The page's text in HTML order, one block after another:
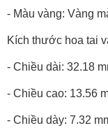
- Màu vàng: Vàng
Kích thước hoa tai
- Chiều dài: 32.18
- Chiều cao: 13.56
- Chiều dày: 7.32